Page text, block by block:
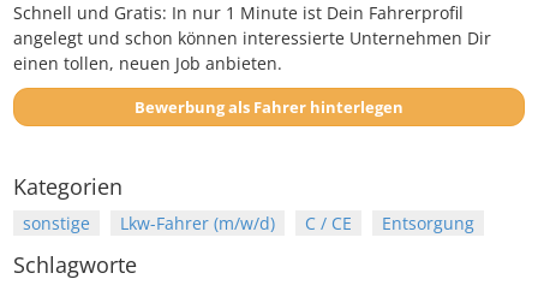
Schnell und Gratis: In nur 1 Minute ist Dein Fahrerprofil
angelegt und schon können interessierte Unternehmen Dir
einen tollen, neuen Job anbieten.
Bewerbung als Fahrer hinterlegen
Kategorien
sonstige Lkw-Fahrer (m/w/d) C / CE Entsorgung
Schlagworte